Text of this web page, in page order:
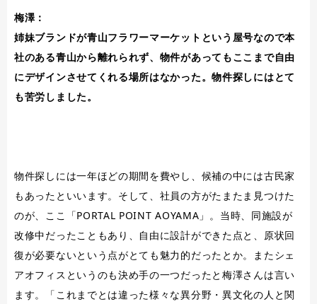
梅澤：
姉妹ブランドが青山フラワーマーケットという屋号なので本
社のある青山から離れられず、物件があってもここまで自由
にデザインさせてくれる場所はなかった。物件探しにはとて
も苦労しました。
物件探しには一年ほどの期間を費やし、候補の中には古民家
もあったといいます。そして、社員の方がたまたま見つけた
のが、ここ「PORTAL POINT AOYAMA」。当時、同施設が
改修中だったこともあり、自由に設計ができた点と、原状回
復が必要ないという点がとても魅力的だったとか。またシェ
アオフィスというのも決め手の一つだったと梅澤さんは言い
ます。「これまでとは違った様々な異分野・異文化の人と関